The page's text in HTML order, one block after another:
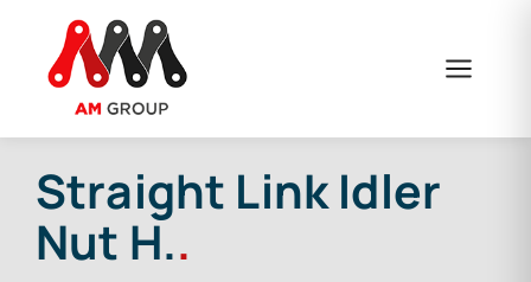
content
Straight Link Idler
Nut H..